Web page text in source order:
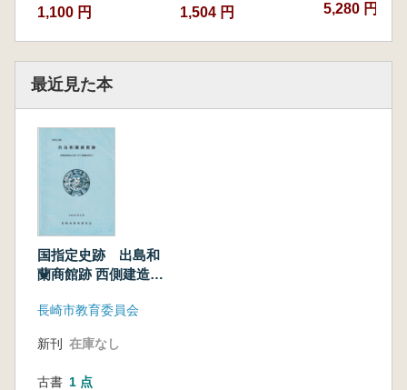
1,100 円 1,504 円 5,280 円~
最近見た本
国指定史跡 出島和
蘭商館跡 西側建造物
調査報告書
長崎市教育委員会
新刊 在庫なし
古書 1 点